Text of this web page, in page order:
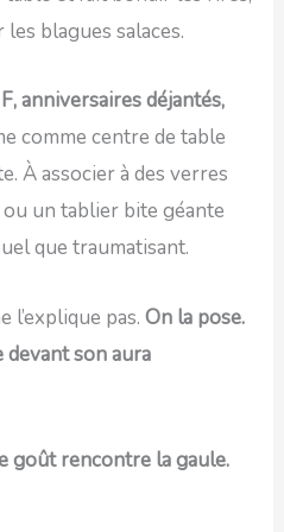
blagues salaces.
anniversaires déjantés,
comme centre de table
À associer à des verres
un tablier bite géante
que traumatisant.
l’explique pas.On la pose.
devant son aura
goût rencontre la gaule.